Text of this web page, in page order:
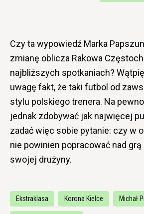
Czy ta wypowiedź Marka
zmianę oblicza Rakowa
najbliższych spotkaniach?
uwagę fakt, że taki futbol od
stylu polskiego trenera. Na
jednak zdobywać jak najwięcej
zadać więc sobie pytanie: czy w
nie powinien popracować nad
swojej drużyny.
Ekstraklasa Korona Kielce Michał